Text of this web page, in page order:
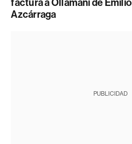
Azcárraga
PUBLICIDAD